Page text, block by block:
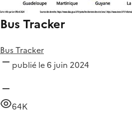
Bus Tracker
Bus Tracker
publié le 6 juin 2024
64K